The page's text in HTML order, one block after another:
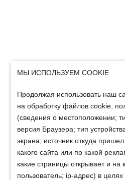
МЫ ИСПОЛЬЗУЕМ COOKIE
Продолжая использовать наш
на обработку файлов cookie,
(сведения о местоположении;
версия Браузера; тип
экрана; источник откуда
какого сайта или по какой
какие страницы открывает и на
пользователь; ip-адрес) в